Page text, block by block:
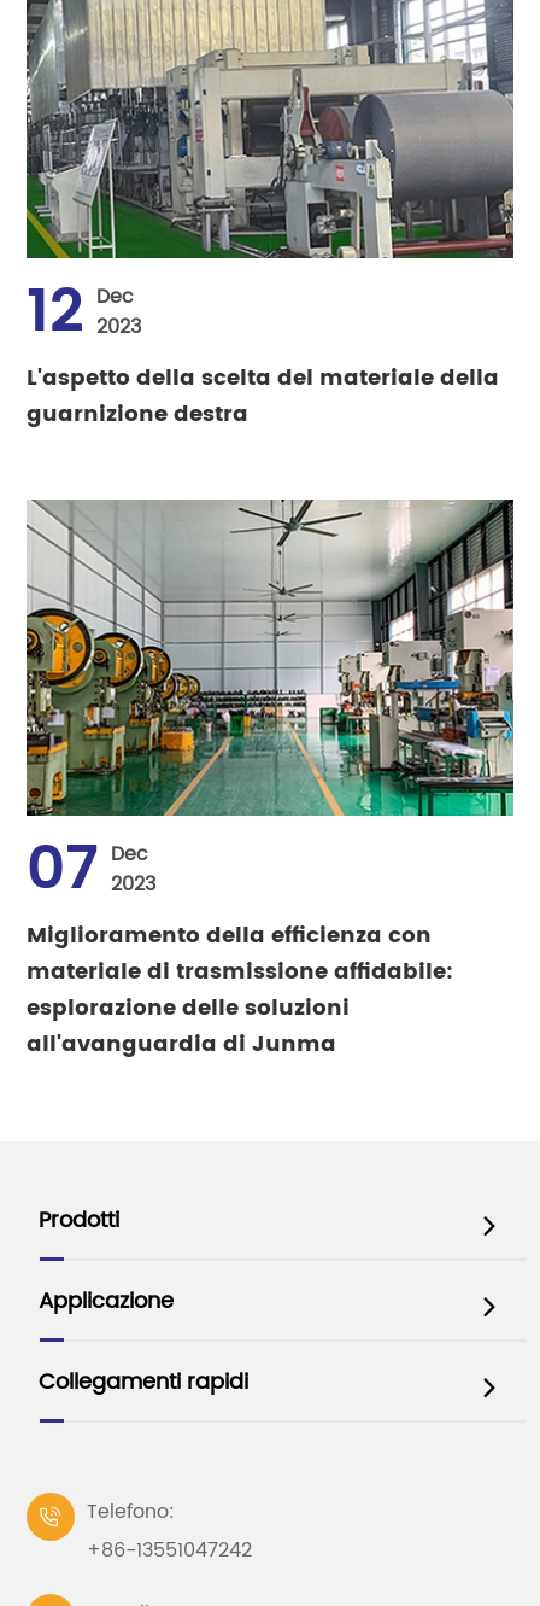
12 Dec
2023
L'aspetto della scelta del materiale della
guarnizione destra
07 Dec
2023
Miglioramento della efficienza con
materiale di trasmissione affidabile:
esplorazione delle soluzioni
all'avanguardia di Junma
Prodotti 
Applicazione 
Collegamenti rapidi 

Telefono:
+86-13551047242